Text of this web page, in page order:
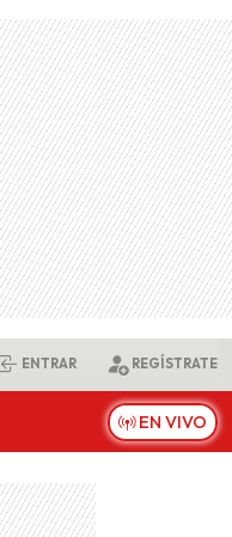
ENTRAR REGÍSTRATE
EN VIVO